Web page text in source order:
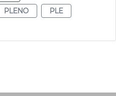
PLENO
PLE